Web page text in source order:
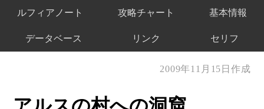
ルフィアノート 攻略チャート 基本情報
データベース リンク セリフ
2009年11月15日作成